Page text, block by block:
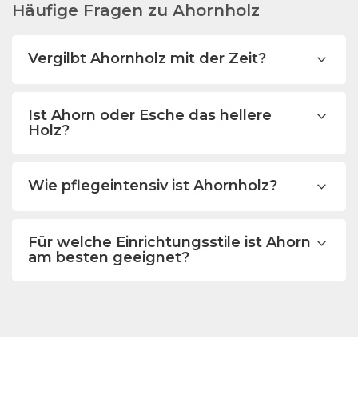
Häufige Fragen zu Ahornholz
Vergilbt Ahornholz mit der Zeit?
Ist Ahorn oder Esche das hellere
Holz?
Wie pflegeintensiv ist Ahornholz?
Für welche Einrichtungsstile ist Ahorn
am besten geeignet?